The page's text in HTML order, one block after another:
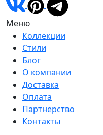
Меню
Коллекции
Стили
Блог
О компании
Доставка
Оплата
Партнерство
Контакты